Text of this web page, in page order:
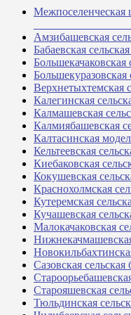
Межпоселенческая
Амзибашевская
Бабаевская
Верхнетыхтемская
Калегинская
Калмашевская
Калмиябашевская
Калтасинская
Кельтеевская
Киебаковская
Кокушевская
Краснохолмская
Кутеремская
Кучашевская
Малокачаковская
Сазовская
Старояшевская
Тюльдинская